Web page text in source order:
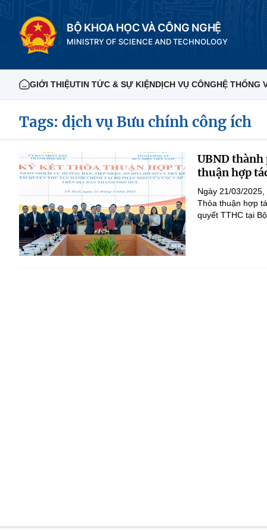
BỘ KHOA HỌC VÀ CÔNG NGHỆ
MINISTRY OF SCIENCE AND TECHNOLOGY
GIỚI THIỆUTIN TỨC & SỰ KIỆNDỊCH VỤ CÔNGHỆ THỐNG
Tags: dịch vụ Bưu chính công ích
UBND thành
thuận hợp
Ngày 21/03/
Thỏa thuận hợp
quyết TTHC tại